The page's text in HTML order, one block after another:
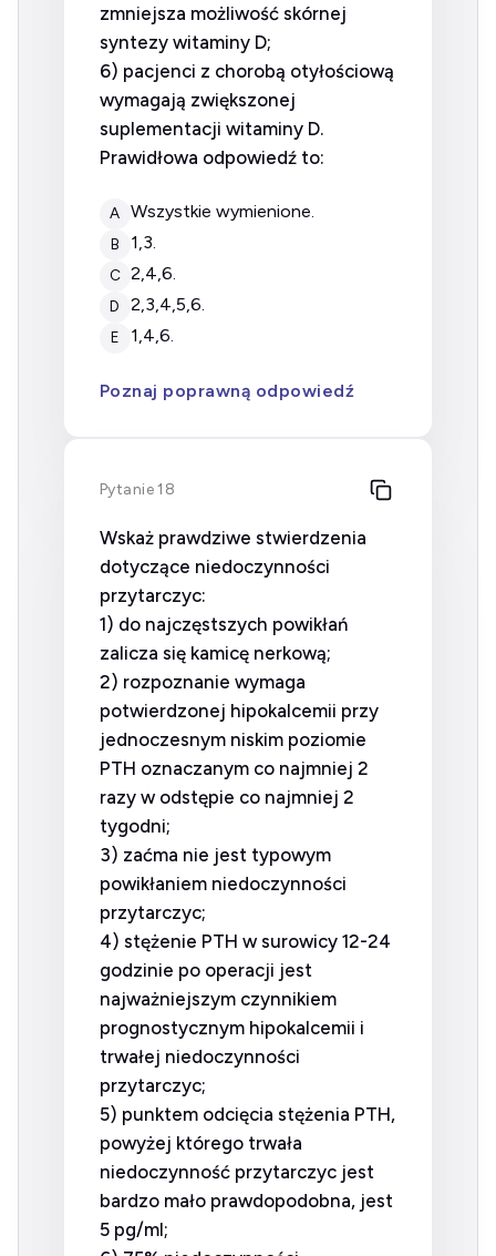
zmniejsza możliwość skórnej
syntezy witaminy D;
6) pacjenci z chorobą otyłościową
wymagają zwiększonej
suplementacji witaminy D.
Prawidłowa odpowiedź to:
A wszystkie wymienione.
B 1,3.
C 2,4,6.
D 2,3,4,5,6.
E 1,4,6.
Poznaj poprawną odpowiedź
Pytanie 18
Wskaż prawdziwe stwierdzenia
dotyczące niedoczynności
przytarczyc:
1) do najczęstszych powikłań
zalicza się kamicę nerkową;
2) rozpoznanie wymaga
potwierdzonej hipokalcemii przy
jednoczesnym niskim poziomie
PTH oznaczanym co najmniej 2
razy w odstępie co najmniej 2
tygodni;
3) zaćma nie jest typowym
powikłaniem niedoczynności
przytarczyc;
4) stężenie PTH w surowicy 12-24
godzinie po operacji jest
najważniejszym czynnikiem
prognostycznym hipokalcemii i
trwałej niedoczynności
przytarczyc;
5) punktem odcięcia stężenia PTH,
powyżej którego trwała
niedoczynność przytarczyc jest
bardzo mało prawdopodobna, jest
5 pg/ml;